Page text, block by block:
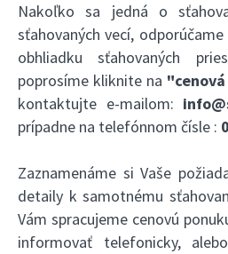
Nakoľko sa jedná o
sťahovaných vecí,
obhliadku sťahovaných
poprosíme kliknite na
kontaktujte e-mailom:
prípadne na telefónnom čísle :
Zaznamenáme si Vaše
detaily k samotnému
Vám spracujeme cenovú
informovať telefonicky,